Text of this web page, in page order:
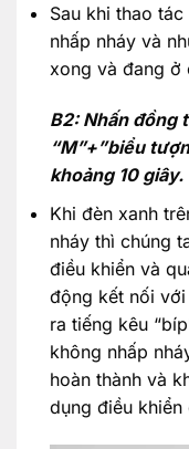
Sau khi thao
nhấp nháy và
xong và đang ở
B2: Nhấn đồng
“M”+”biểu
khoảng 10 giây.
Khi đèn xanh
nháy thì chúng
điều khiển và
động kết nối
ra tiếng kêu
không nhấp
hoàn thành và
dụng điều khiển